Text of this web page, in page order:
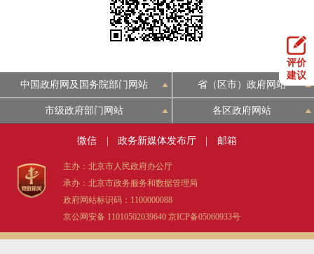
法人服务
便民服务 利企服务 投资项目
中介服务 阳光政务
12345网上接诉即办 我要咨询
评价
建议
中国政府网及国务院部门网站
省（区市）政府网站
市级政府部门网站 各区政府网站
微信 政务新媒体发布厅 邮箱
主办：北京市人民政府办公厅
承办：北京市政务服务和数据管理局
政府网站标识码：1100000088
京公网安备 11010502039640 京ICP备05060933号